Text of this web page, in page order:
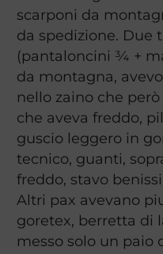
scarponi da
da spedizione. Due
(pantaloncini ¾ +
da montagna,
nello zaino che
che aveva freddo,
guscio leggero in
tecnico, guanti,
freddo, stavo
Altri pax avevano
goretex, berretta di
messo solo un paio